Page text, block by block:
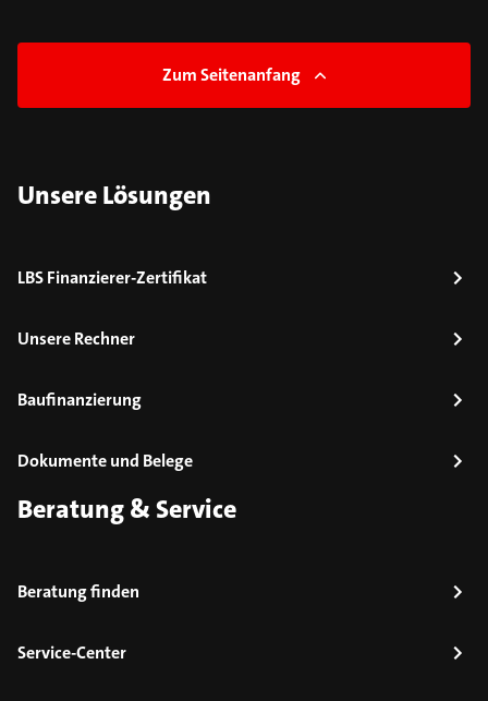
Zum Seitenanfang
Unsere Lösungen
LBS Finanzierer-Zertifikat
Unsere Rechner
Baufinanzierung
Dokumente und Belege
Beratung & Service
Beratung finden
Service-Center